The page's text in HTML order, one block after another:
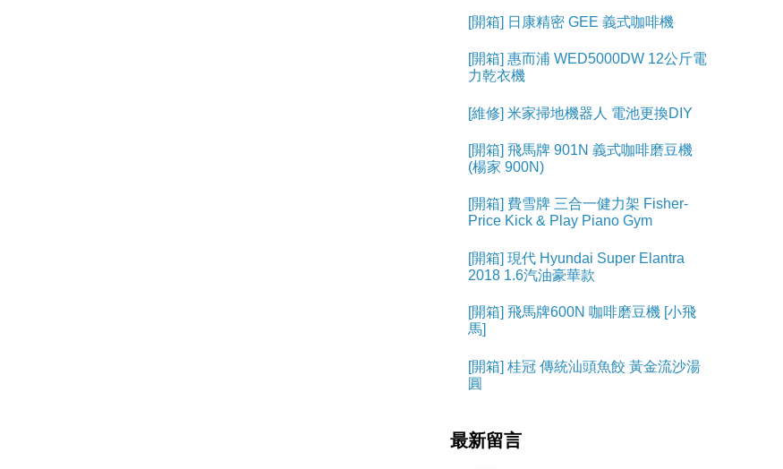
[開箱] 日康精密 GEE 義式咖啡機
[開箱] 惠而浦 WED5000DW 12公斤電
力乾衣機
[維修] 米家掃地機器人 電池更換DIY
[開箱] 飛馬牌 901N 義式咖啡磨豆機
(楊家 900N)
[開箱] 費雪牌 三合一健力架 Fisher-
Price Kick & Play Piano Gym
[開箱] 現代 Hyundai Super Elantra
2018 1.6汽油豪華款
[開箱] 飛馬牌600N 咖啡磨豆機 [小飛
馬]
[開箱] 桂冠 傳統汕頭魚餃 黃金流沙湯
圓
最新留言